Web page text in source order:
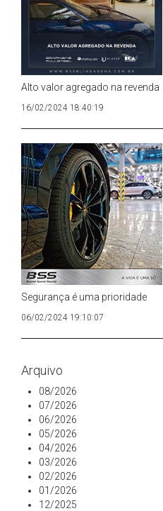
Alto valor agregado na revenda
16/02/2024 18:40:19
Segurança é uma prioridade
06/02/2024 19:10:07
Arquivo
08/2026
07/2026
06/2026
05/2026
04/2026
03/2026
02/2026
01/2026
12/2025